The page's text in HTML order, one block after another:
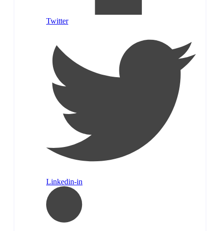
Twitter
Linkedin-in